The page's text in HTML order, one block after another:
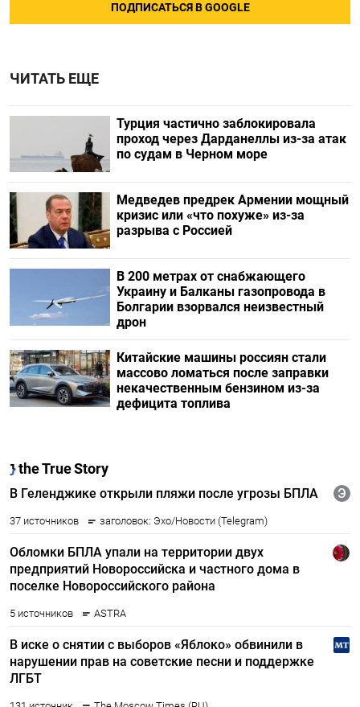
ПОДПИСАТЬСЯ В GOOGLE
ЧИТАТЬ ЕЩЕ
Турция частично заблокировала
проход через Дарданеллы из-за атак
по судам в Черном море
Медведев предрек Армении мощный
кризис или «что похуже» из-за
разрыва с Россией
В 200 метрах от снабжающего
Украину и Балканы газопровода в
Болгарии взорвался неизвестный
дрон
Китайские машины россиян стали
массово ломаться после заправки
некачественным бензином из-за
дефицита топлива